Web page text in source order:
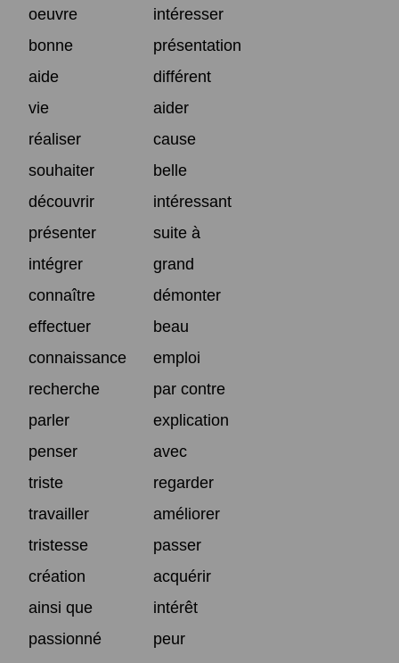
oeuvre
intéresser
bonne
présentation
aide
différent
vie
aider
réaliser
cause
souhaiter
belle
découvrir
intéressant
présenter
suite à
intégrer
grand
connaître
démonter
effectuer
beau
connaissance
emploi
recherche
par contre
parler
explication
penser
avec
triste
regarder
travailler
améliorer
tristesse
passer
création
acquérir
ainsi que
intérêt
passionné
peur